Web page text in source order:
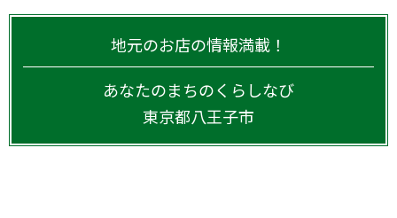
地元のお店の情報満載！
あなたのまちのくらしなび
東京都八王子市